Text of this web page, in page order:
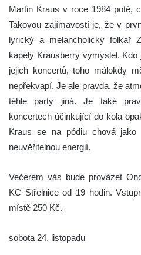
Martin Kraus v roce 1984 poté,
Takovou zajímavostí je, že v
lyrický a melancholický folkař
kapely Krausberry vymyslel.
jejich koncertů, toho málokdy
nepřekvapí. Je ale pravda, že
téhle party jiná. Je také
koncertech účinkující do kola
Kraus se na pódiu chová jako
neuvěřitelnou energií.
Večerem vás bude provázet
KC Střelnice od 19 hodin.
místě 250 Kč.
sobota 24. listopadu